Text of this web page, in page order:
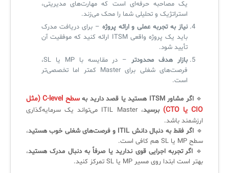
یک مصاحبه حرفه‌ای است که مهارت‌های مدیریتی،
استراتژیک و تحلیلی شما را محک می‌زند.
نیاز به تجربه عملی و ارائه پروژه – برای دریافت مدرک
باید یک پروژه واقعی ITSM ارائه کنید که موفقیت آن
تأیید شود.
بازار هدف محدودتر
– در مقایسه با MP یا SL،
فرصت‌های شغلی برای Master کمتر اما تخصصی‌تر
است.
🔹اگر مشاور ITSM هستید یا قصد دارید به
سطح C-level (مثل
CIO یا CTO)
برسید
، ITIL Master می‌تواند یک سرمایه‌گذاری
ارزشمند باشد.
🔹 اگر فقط به دنبال دانش ITIL و فرصت‌های شغلی خوب هستید
،
سطح MP یا SL هم کافی است.
🔹 اگر تجربه اجرایی قوی ندارید یا صرفاً به دنبال مدرک هستید،
بهتر است ابتدا روی مسیر MP یا SL تمرکز کنید.